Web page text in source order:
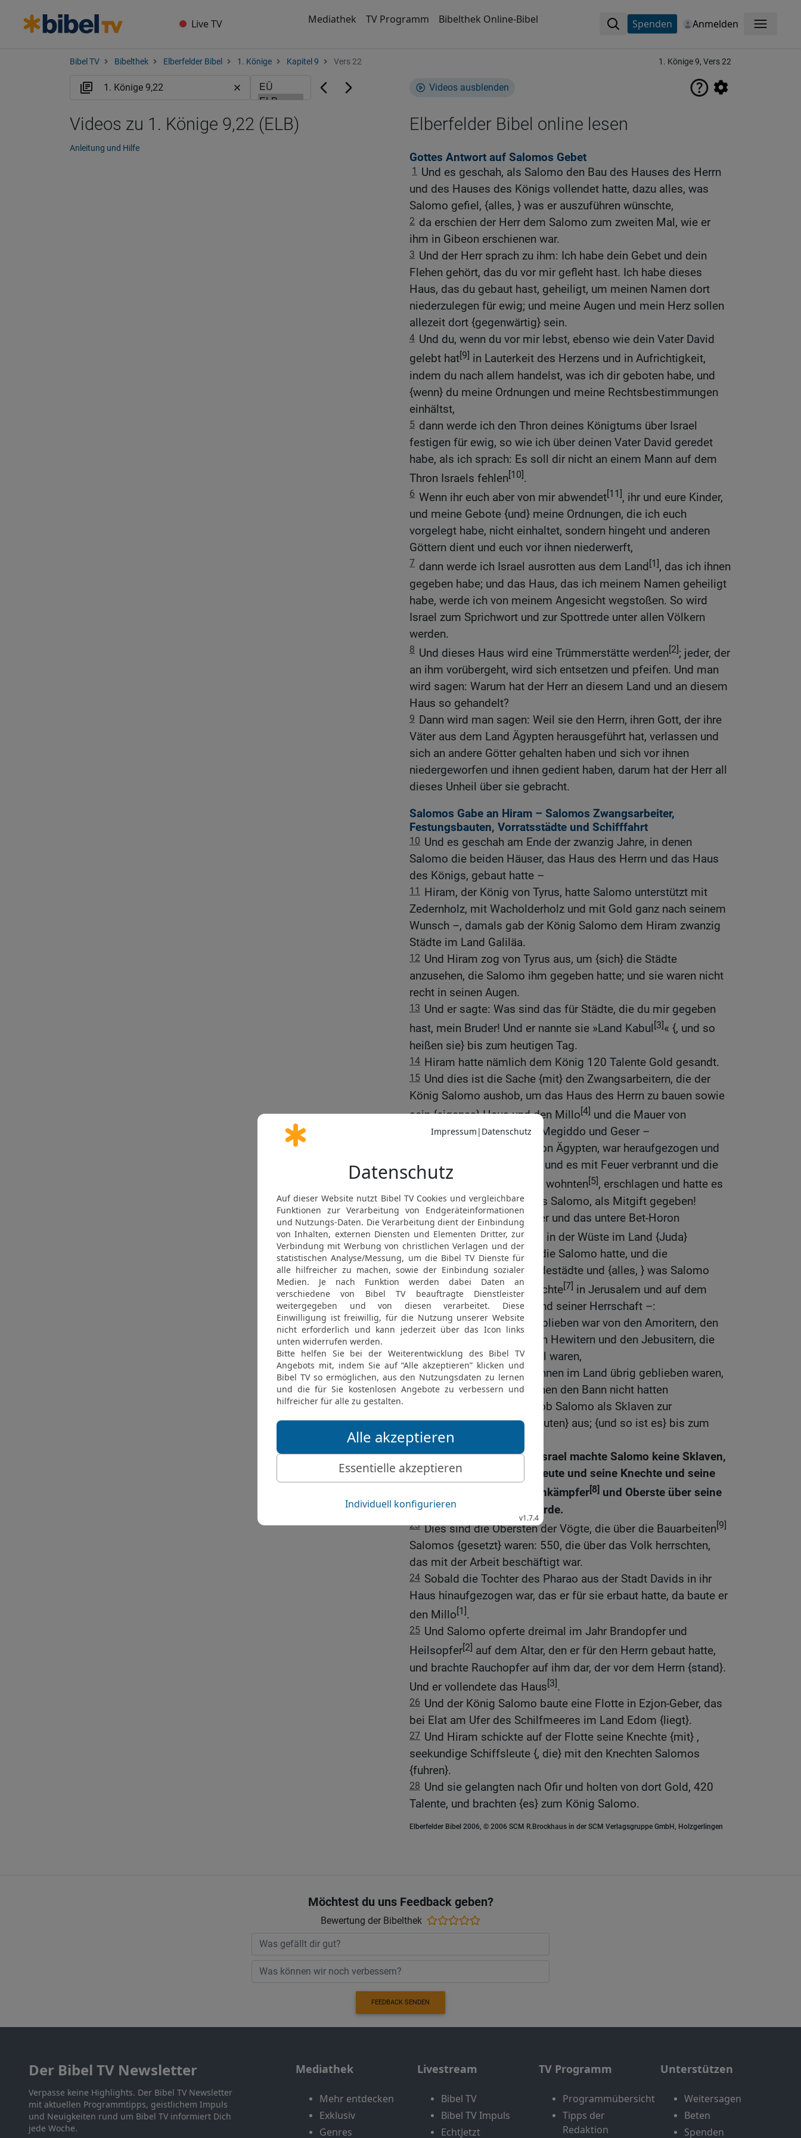
Live TV Mediathek TV Programm Bibelthek Online-Bibel Spenden Anmelden Menü
Bibel TV Bibelthek Elberfelder Bibel 1. Könige Kapitel 9 Vers 22 1. Könige 9, Vers 22
Videos ausblenden
Elberfelder Bibel online lesen
Gottes Antwort auf Salomos Gebet
1
Und es geschah, als Salomo den Bau des Hauses des Herrn
und des Hauses des Königs vollendet hatte, dazu alles, was
Salomo gefiel, {alles, } was er auszuführen wünschte,
2 da erschien der Herr dem Salomo zum zweiten Mal, wie er
ihm in Gibeon erschienen war.
3 Und der Herr sprach zu ihm: Ich habe dein Gebet und dein
Flehen gehört, das du vor mir gefleht hast. Ich habe dieses
Haus, das du gebaut hast, geheiligt, um meinen Namen dort
niederzulegen für ewig; und meine Augen und mein Herz sollen
allezeit dort {gegenwärtig} sein.
4 Und du, wenn du vor mir lebst, ebenso wie dein Vater David
gelebt hat[9] in Lauterkeit des Herzens und in Aufrichtigkeit,
indem du nach allem handelst, was ich dir geboten habe, und
{wenn} du meine Ordnungen und meine Rechtsbestimmungen
einhältst,
5 dann werde ich den Thron deines Königtums über Israel
festigen für ewig, so wie ich über deinen Vater David geredet
habe, als ich sprach: Es soll dir nicht an einem Mann auf dem
Thron Israels fehlen[10].
6 Wenn ihr euch aber von mir abwendet[11], ihr und eure Kinder,
und meine Gebote {und} meine Ordnungen, die ich euch
vorgelegt habe, nicht einhaltet, sondern hingeht und anderen
Göttern dient und euch vor ihnen niederwerft,
7 dann werde ich Israel ausrotten aus dem Land[1], das ich ihnen
gegeben habe; und das Haus, das ich meinem Namen geheiligt
habe, werde ich von meinem Angesicht wegstoßen. So wird
Israel zum Sprichwort und zur Spottrede unter allen Völkern
werden.
8 Und dieses Haus wird eine Trümmerstätte werden[2]; jeder, der
an ihm vorübergeht, wird sich entsetzen und pfeifen. Und man
wird sagen: Warum hat der Herr an diesem Land und an diesem
Haus so gehandelt?
9 Dann wird man sagen: Weil sie den Herrn, ihren Gott, der ihre
Väter aus dem Land Ägypten herausgeführt hat, verlassen und
sich an andere Götter gehalten haben und sich vor ihnen
niedergeworfen und ihnen gedient haben, darum hat der Herr all
dieses Unheil über sie gebracht.
Salomos Gabe an Hiram – Salomos Zwangsarbeiter,
Festungsbauten, Vorratsstädte und Schifffahrt
10 Und es geschah am Ende der zwanzig Jahre, in denen
Salomo die beiden Häuser, das Haus des Herrn und das Haus
des Königs, gebaut hatte –
11
Hiram, der König von Tyrus, hatte Salomo unterstützt mit
Zedernholz, mit Wacholderholz und mit Gold ganz nach seinem
Wunsch –, damals gab der König Salomo dem Hiram zwanzig
Städte im Land Galiläa.
12 Und Hiram zog von Tyrus aus, um {sich} die Städte
anzusehen, die Salomo ihm gegeben hatte; und sie waren nicht
recht in seinen Augen.
13 Und er sagte: Was sind das für Städte, die du mir gegeben
hast, mein Bruder! Und er nannte sie »Land Kabul [3]« {, und so
heißen sie} bis zum heutigen Tag.
14 Hiram hatte nämlich dem König 120 Talente Gold gesandt.
15 Und dies ist die Sache {mit} den Zwangsarbeitern, die der
König Salomo aushob, um das Haus des Herrn zu bauen sowie
sein {eigenes} Haus und den Millo[4] und die Mauer von
Jerusalem und Hazor und Megiddo und Geser –
der Pharao, der König von Ägypten, war heraufgezogen und
hatte Geser eingenommen und es mit Feuer verbrannt und die
Kanaaniter, die in der Stadt wohnten[5], erschlagen und hatte es
seiner Tochter, der Frau des Salomo, als Mitgift gegeben!
17 Und Salomo baute Geser und das untere Bet-Horon
18 und Baalat und Tamar in der Wüste im Land {Juda}
19 und alle Vorratsstädte, die Salomo hatte, und die
Wagenstädte und die Pferdestädte und {alles, } was Salomo
sonst noch zu bauen wünschte[7] in Jerusalem und auf dem
Libanon und im ganzen Land seiner Herrschaft –:
20 alles Volk, das übrig geblieben war von den Amoritern, den
Hetitern, den Perisitern, den Hewitern und den Jebusitern, die
nicht von den Söhnen Israel waren,
21 deren Söhne, die nach ihnen im Land übrig geblieben waren,
weil die Söhne Israel an ihnen den Bann nicht hatten
vollstrecken können, die hob Salomo als Sklaven zur
Zwangsarbeit {für seine Bauten} aus; {und so ist es} bis zum
heutigen Tag.
22 Aber von den Söhnen Israel machte Salomo keine Sklaven,
sondern sie waren Kriegsleute und seine Knechte und seine
Obersten und seine Wagenkämpfer[8] und Oberste über seine
Streitwagen und seine Pferde.
23 Dies sind die Obersten der Vögte, die über die Bauarbeiten[9]
Salomos {gesetzt} waren: 550, die über das Volk herrschten,
das mit der Arbeit beschäftigt war.
24 Sobald die Tochter des Pharao aus der Stadt Davids in ihr
Haus hinaufgezogen war, das er für sie erbaut hatte, da baute er
den Millo[1].
25 Und Salomo opferte dreimal im Jahr Brandopfer und
Heilsopfer[2] auf dem Altar, den er für den Herrn gebaut hatte,
und brachte Rauchopfer auf ihm dar, der vor dem Herrn {stand}.
Und er vollendete das Haus[3].
26 Und der König Salomo baute eine Flotte in Ezjon-Geber, das
bei Elat am Ufer des Schilfmeeres im Land Edom {liegt}.
27 Und Hiram schickte auf der Flotte seine Knechte {mit} ,
seekundige Schiffsleute {, die} mit den Knechten Salomos
{fuhren}.
28 Und sie gelangten nach Ofir und holten von dort Gold, 420
Talente, und brachten {es} zum König Salomo.
Elberfelder Bibel 2006, © 2006 SCM R.Brockhaus in der SCM Verlagsgruppe GmbH, Holzgerlingen
Videos zu 1. Könige 9,22 (ELB)
Anleitung und Hilfe
Möchtest du uns Feedback geben?
Bewertung der Bibelthek
FEEDBACK SENDEN
Der Bibel TV Newsletter
Verpasse keine Highlights. Der Bibel TV Newsletter
mit aktuellen Programmtipps, geistlichem Impuls
und Neuigkeiten rund um Bibel TV informiert Dich
jede Woche.
Mediathek
Mehr entdecken
Exklusiv
Genres
Livestream
Bibel TV
Bibel TV Impuls
EchtJetzt
TV Programm
Programmübersicht
Tipps der
Redaktion
Unterstützen
Weitersagen
Beten
Spenden